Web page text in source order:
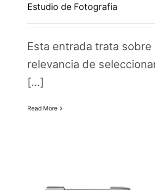
Estudio de Fotografia
Esta entrada trata sobre
relevancia de
[...]
Read More